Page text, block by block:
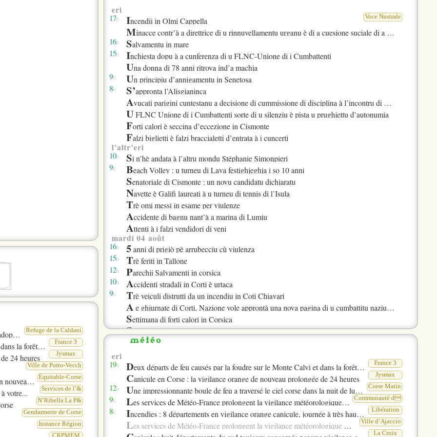
Gendarmerie de Corse
3, 6 2
2026 s’annonce comme u
AFPA
Ville d’Ajaccio
Office de tourisme
Corra in Corsica
Communauté d
usagers
Ville d’Ajaccio
Voce Nustrale
Communauté d
Ville de Bastia
Bastia
CRPMEM
eri
17h Voce Nustrale
Incendii in Olmi Cappella
Minacce contr’à a direttrice di u rinnuvellamentu urganu è di a cuesione suciale di a cità di Bastia
16h Salvamentu in mare
15h Inchiesta dopu à a cunferenza di u FLNC-Unione di i Cumbattenti
Una donna di 78 anni ritrova ind’a machja
9h Un principiu d’annigamentu in Senetosa
8h S’appronta l’Alisgianinca
Avucati parigini cuntestanu a decisione di cummissione di disciplina à l’incontru di u SCB
UFLNC Unione di i Cumbattenti sorte di u silenziu è pista u prughjettu d’autonumia
Forti calori è seccina d’eccezione in Cismonte
Falzi biglietti è falzi braccialetti d’entrata à i cuncerti
l’altr’eri
10h Si n’hè andata à l’altru mondu Stéphanie Simonpieri
9h Beach Volley : u turneu di Lava festighjeghja i so 10 anni
Senatoriale di Cismonte : un novu candidatu dichjaratu
Navette è Galifi laureati à u turneu di tennis di l’Isula
Trè omi messi in esame per viulenze
Accidente di bagnu nant’à a marina di Lumiu
Attenti à i falzi vendidori di veni
mardi 04 août
16h 5anni di prigiò pè arrubecciu cù viulenza
15h Trè feriti in Tallone
12h Parechji Salvamenti in corsica
10h Accidenti stradali in Corti è urtaca
9h Trè veiculi distrutti da un incendiu in Coti Chiavari
Ae ghjurnate di Corti, Nazione vole approntà una nova pagina di u cumbattitu naziunale
Settimana di forti calori in Corsica
Surveglianza accrisciuta nant’à l’incendiu di Corti
Patrick Leonetti raghjunghje u Paris FC
Ritornu in Turchia per Julien Anziani
Ae ghjurnata di Corti, Nazione vole approntà una nova pagina di u cumbattitu naziunale
Trè persone in guardia custodia per fatti di viulenze grave
lundi 03 août
16 I ncendiu novu in Corti
Pratica Lingua
O péra Déconfiné est de retour
Voce Nustrale
U n camiò di rumenzule incendiatu in Ghisunaccia
Refuge de la Caldani
France 3
de Forca
Jysmax
24 heures
Ville de Porto-Vecch
Équitable-Corse
copains
Services de l’&
votre...
N’Ribella La P&
Gendarmerie de Corse
Instance Région
CRPMEM
météo
eri
19h France 3
Deux départs de feu causés par la foudre sur le Monte Calvi et dans la forêt de Forca
Jysmax
Canicule en Corse : la vigilance orange de nouveau prolongée de 24 heures
12h Corse Matin
Une impressionnante boule de feu a traversé le ciel corse dans la nuit de lundi à mardi
9h Communauté d
Les services de Météo-France prolongent la vigilance météorologique ORANGE CANICULE jusqu’au vendredi 7 aout 2026, 23h59 a m
8h Libération
Incendies : 8 départements en vigilance orange canicule, journée à très haut risque dans le Var
Ville d’Ajaccio
Les services de Météo-France prolongent la vigilance météorologique ORANGE CANICULE jusqu’au vendredi 7 aout 2026, 23h59 a m
La Croix